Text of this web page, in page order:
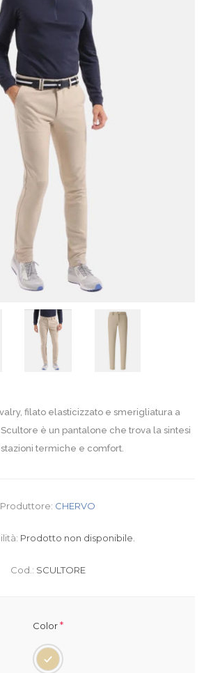
filato elasticizzato e smerigliatura a
è un pantalone che trova la sintesi
termiche e comfort.
Produttore: CHERVO
Prodotto non disponibile.
Cod.: SCULTORE
Color*